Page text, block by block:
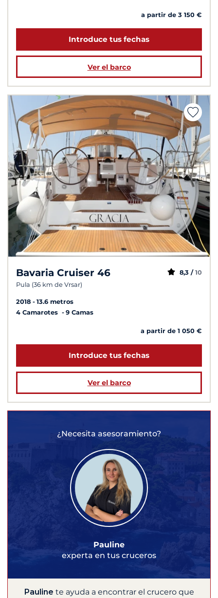
a partir de 3 150 €
Introduce tus fechas
Ver el barco
Bavaria Cruiser 46
Pula (36 km de Vrsar)
8,3 / 10
2018
13.6 metros
4 Camarotes
9 Camas
a partir de 1 050 €
Introduce tus fechas
Ver el barco
¿Necesita asesoramiento?
Pauline
experta en tus cruceros
Pauline te ayuda a encontrar el crucero que